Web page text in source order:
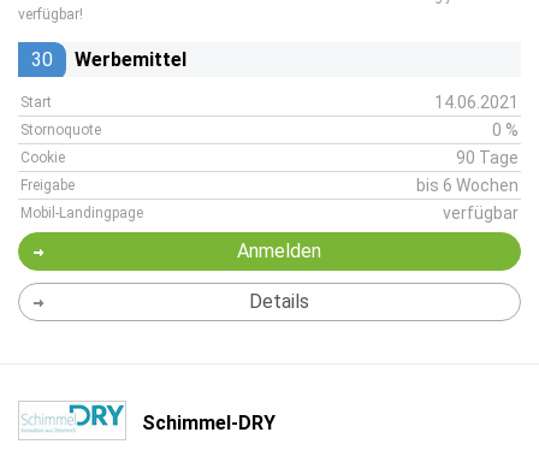
verfügbar!
30 Werbemittel
Start 14.06.2021
Stornoquote 0 %
Cookie 90 Tage
Freigabe bis 6 Wochen
Mobil-Landingpage verfügbar
Anmelden
Details
Schimmel-DRY